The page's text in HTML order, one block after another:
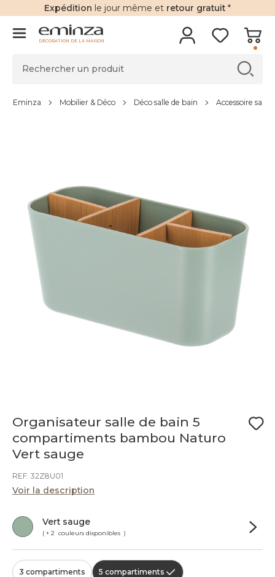
Expédition le jour même et retour gratuit *
DÉCORATION DE LA MAISON
Eminza Mobilier & Déco Déco salle de bain Accessoire salle
Organisateur salle de bain 5
compartiments bambou Naturo
Vert sauge
REF. 32Z8U01
Voir la description
Vert sauge
( + 2 couleurs disponibles )
3 compartiments 5 compartiments